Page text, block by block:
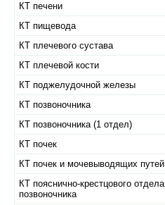
КТ печени
КТ пищевода
КТ плечевого сустава
КТ плечевой кости
КТ поджелудочной железы
КТ позвоночника
КТ позвоночника (1 отдел)
КТ почек
КТ почек и мочевыводящих путей
КТ пояснично-крестцового отдела
позвоночника